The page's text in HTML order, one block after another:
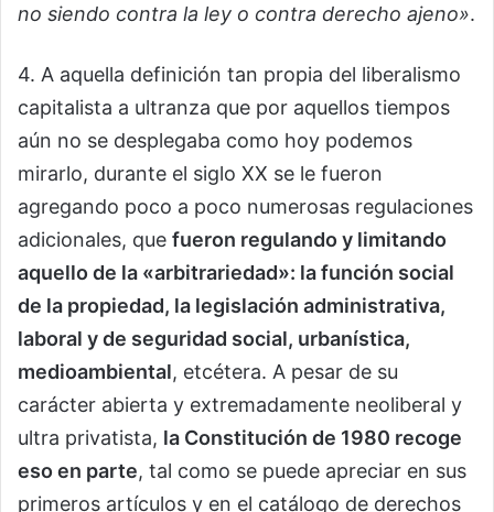
no siendo contra la ley o contra derecho ajeno».
4. A aquella definición tan propia del liberalismo
capitalista a ultranza que por aquellos tiempos
aún no se desplegaba como hoy podemos
mirarlo, durante el siglo XX se le fueron
agregando poco a poco numerosas regulaciones
adicionales, que fueron regulando y limitando
aquello de la «arbitrariedad»: la función social
de la propiedad, la legislación administrativa,
laboral y de seguridad social, urbanística,
medioambiental, etcétera. A pesar de su
carácter abierta y extremadamente neoliberal y
ultra privatista, la Constitución de 1980 recoge
eso en parte, tal como se puede apreciar en sus
primeros artículos y en el catálogo de derechos